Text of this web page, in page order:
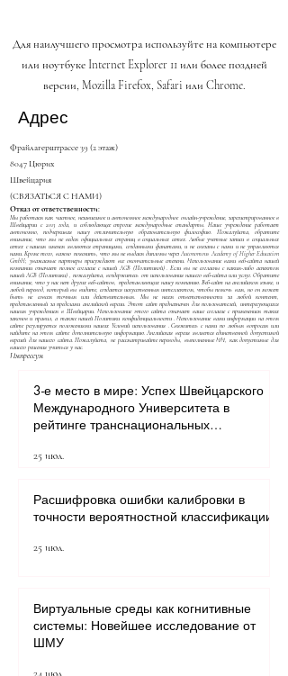
Для наилучшего просмотра используйте на компьютере
или ноутбуке Internet Explorer 11 или более поздней
версии, Mozilla Firefox, Safari или Chrome.
Адрес
Фрайлагерштрассе 39 (2 этаж)
8047 Цюрих
Швейцария
(СВЯЗАТЬСЯ С НАМИ)
Отказ от ответственности:
Мы работаем как частное, независимое и автономное международное онлайн-учреждение, зарегистрированное в
Швейцарии с 2013 года, и соблюдающее строгие международные стандарты. Наше учреждение работает
автономно, подчеркивая нашу отличительную образовательную философию. Пожалуйста, обратите
внимание, что мы не ведем официальных страниц в социальных сетях. Любые учетные записи в социальных
сетях с нашим именем являются страницами, созданными фанатами, и не связаны с нами и не управляются
нами. Кроме того, важно пояснить, что мы не выдаем дипломы через Autonomous Academy of Higher Education
GmbH; уважаемые партнеры присуждают все окончательные степени. Использование вами веб-сайта нашей
компании означает полное согласие с нашей AGB (Политикой). Если вы не согласны с каким-либо аспектом
нашейAGB (Политики) , пожалуйста, воздержитесь от использования нашего веб-сайта или услуг. Обратите
внимание, что у нас нет других веб-сайтов, представляющих нашу компанию. Веб-сайт на английском языке, и
любой перевод, который вы видите, создается искусственным интеллектом, чтобы помочь вам, но он может
быть не совсем точным или действительным. Мы не несем ответственности за любой контент,
представленный за пределами английской версии. Этот сайт предназначен для пользователей, интересующихся
нашим учреждением в Швейцарии. Использование этого сайта означает ваше согласие с применением таких
законов и правил, а также нашейПолитики конфиденциальности. Использование вами информации на этом
сайте регулируется положениями наших Условий использования. Свяжитесь с нами по любым вопросам или
найдите на этом сайте дополнительную информацию. Английская версия является единственной допустимой
версией для нашего сайта. Пожалуйста, не рассматривайте переводы, выполненные ИИ, как допустимые для
вашего решения учиться у нас.
Импрессум
3-е место в мире: Успех Швейцарского
Международного Университета в
рейтинге транснациональных
25 июл.
Расшифровка ошибки калибровки в
точности вероятностной классификации
25 июл.
Виртуальные среды как когнитивные
системы: Новейшее исследование от
ШМУ
24 июл.